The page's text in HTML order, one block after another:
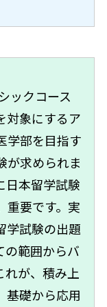
ックコース
象にするア
学部を目指す
が求められま
日本留学試験
重要です。実
学試験の出題
の範囲からバ
れが、積み上
基礎から応用